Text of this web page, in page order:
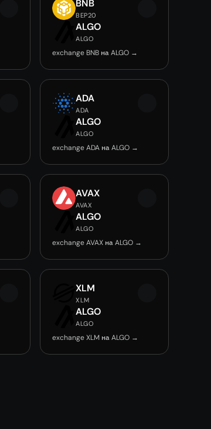
BNB
BEP20
ALGO
ALGO
exchange BNB на ALGO →
ADA
ADA
ALGO
ALGO
exchange ADA на ALGO →
AVAX
AVAX
ALGO
ALGO
exchange AVAX на ALGO →
XLM
XLM
ALGO
ALGO
exchange XLM на ALGO →